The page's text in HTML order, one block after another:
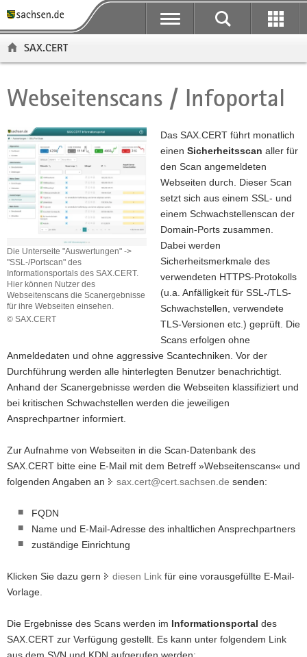
t
ü
e
r
g
r
e
i
n
d
e
N
a
i
g
a
t
i
n
t
n
v
i
g
a
t
i
p
n
a
l
t
t
-
e
r
e
i
c
h
SAX.CERT
Hauptinhalt
Webseitenscans / Infoportal
Die Unterseite "Auswertungen" ->
"SSL-/Portscan" des
Informationsportals des SAX.CERT.
Hier können Nutzer des
Webseitenscans die Scanergebnisse
für ihre Webseiten einsehen.
© SAX.CERT
"Auswertungen"
-
>
des
Informationsportals
SAX.CERT.
Hier
Nutzer
Webseitenscans
die
Scanergebnisse
Webseiten
einsehen.
Das SAX.CERT führt monatlich
einen Sicherheitsscan aller für
den Scan angemeldeten
Webseiten durch. Dieser Scan
setzt sich aus einem SSL- und
einem Schwachstellenscan der
Domain-Ports zusammen.
Dabei werden
Sicherheitsmerkmale des
verwendeten HTTPS-Protokolls
(u.a. Anfälligkeit für SSL-/TLS-
Schwachstellen, verwendete
TLS-Versionen etc.) geprüft. Die
Scans erfolgen ohne
Anmeldedaten und ohne aggressive Scantechniken. Vor der
Durchführung werden alle hinterlegten Benutzer benachrichtigt.
Anhand der Scanergebnisse werden die Webseiten klassifiziert und
bei kritischen Schwachstellen werden die jeweiligen
Ansprechpartner informiert.
Zur Aufnahme von Webseiten in die Scan-Datenbank des
SAX.CERT bitte eine E-Mail mit dem Betreff »Webseitenscans« und
folgenden Angaben an
sax.cert@cert.sachsen.de senden:
FQDN
Name und E-Mail-Adresse des inhaltlichen Ansprechpartners
zuständige Einrichtung
Klicken Sie dazu gern diesen Link für eine vorausgefüllte E-Mail-
Vorlage.
Die Ergebnisse des Scans werden im Informationsportal des
SAX.CERT zur Verfügung gestellt. Es kann unter folgendem Link